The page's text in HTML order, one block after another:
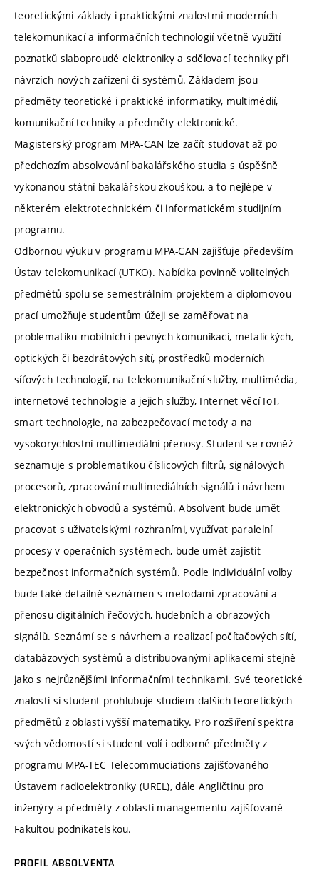
teoretickými základy i praktickými znalostmi moderních
telekomunikací a informačních technologií včetně využití
poznatků slaboproudé elektroniky a sdělovací techniky při
návrzích nových zařízení či systémů. Základem jsou
předměty teoretické i praktické informatiky, multimédií,
komunikační techniky a předměty elektronické.
Magisterský program MPA-CAN lze začít studovat až po
předchozím absolvování bakalářského studia s úspěšně
vykonanou státní bakalářskou zkouškou, a to nejlépe v
některém elektrotechnickém či informatickém studijním
programu.
Odbornou výuku v programu MPA-CAN zajišťuje především
Ústav telekomunikací (UTKO). Nabídka povinně volitelných
předmětů spolu se semestrálním projektem a diplomovou
prací umožňuje studentům úžeji se zaměřovat na
problematiku mobilních i pevných komunikací, metalických,
optických či bezdrátových sítí, prostředků moderních
síťových technologií, na telekomunikační služby, multimédia,
internetové technologie a jejich služby, Internet věcí IoT,
smart technologie, na zabezpečovací metody a na
vysokorychlostní multimediální přenosy. Student se rovněž
seznamuje s problematikou číslicových filtrů, signálových
procesorů, zpracování multimediálních signálů i návrhem
elektronických obvodů a systémů. Absolvent bude umět
pracovat s uživatelskými rozhraními, využívat paralelní
procesy v operačních systémech, bude umět zajistit
bezpečnost informačních systémů. Podle individuální volby
bude také detailně seznámen s metodami zpracování a
přenosu digitálních řečových, hudebních a obrazových
signálů. Seznámí se s návrhem a realizací počítačových sítí,
databázových systémů a distribuovanými aplikacemi stejně
jako s nejrůznějšími informačními technikami. Své teoretické
znalosti si student prohlubuje studiem dalších teoretických
předmětů z oblasti vyšší matematiky. Pro rozšíření spektra
svých vědomostí si student volí i odborné předměty z
programu MPA-TEC Telecommuciations zajišťovaného
Ústavem radioelektroniky (UREL), dále Angličtinu pro
inženýry a předměty z oblasti managementu zajišťované
Fakultou podnikatelskou.
PROFIL ABSOLVENTA